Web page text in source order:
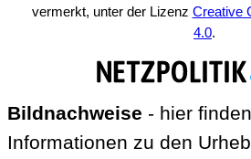
vermerkt, unter der Lizenz Creative
4.0.
Bildnachweise - hier
Informationen zu den